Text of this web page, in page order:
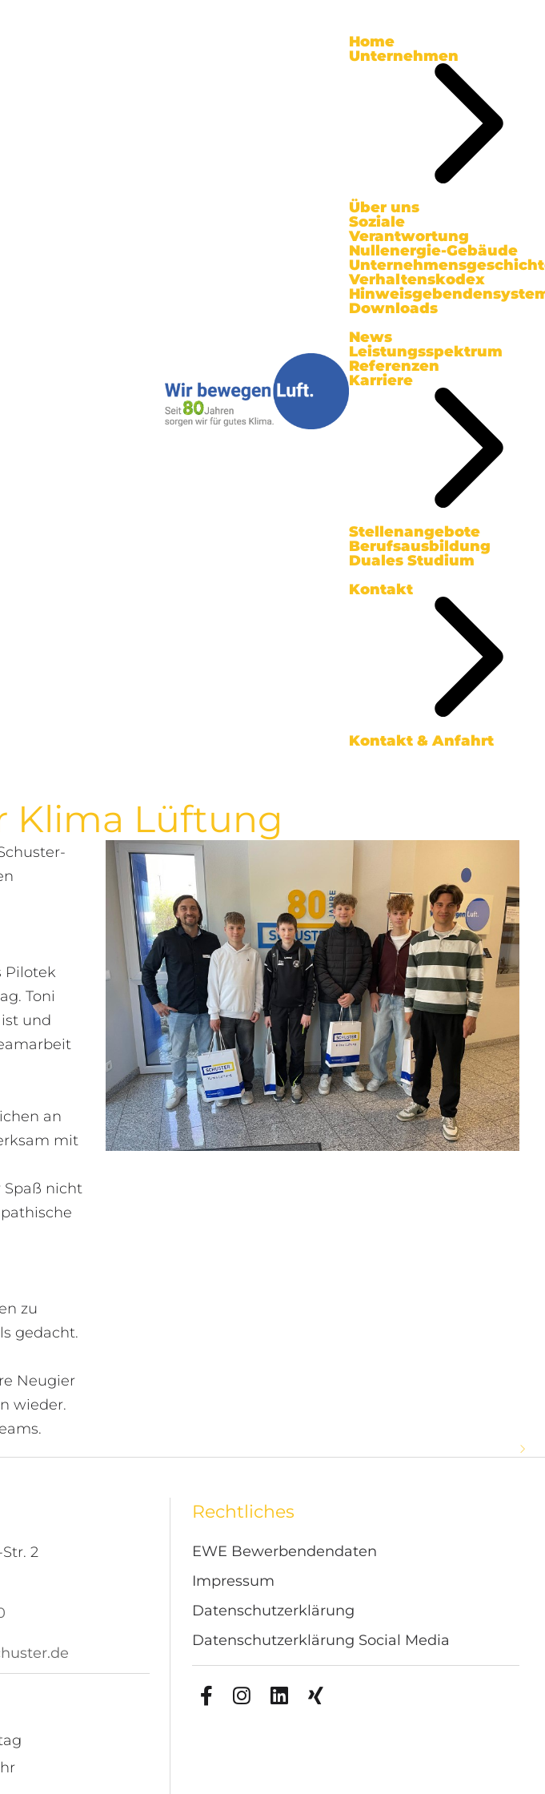
Home
Unternehmen
Über uns
Soziale
Verantwortung
Nullenergie-Gebäude
Verhaltenskodex
Downloads
News
Leistungsspektrum
Referenzen
Karriere
Stellenangebote
Berufsausbildung
Duales Studium
Kontakt
Kontakt & Anfahrt
Klima Lüftung
Pilotek
Toni
und
an
mit
Spaß nicht
zu
gedacht.
Neugier
wieder.
Geschichte, Herz und Humor!
tun
2
Rechtliches
EWE Bewerbendendaten
Impressum
Datenschutzerklärung
Datenschutzerklärung Social Media